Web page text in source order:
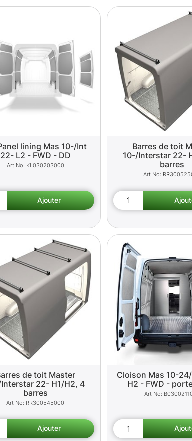
lining Mas 10-/Int
22- L2 - FWD - DD
KL030203000
Barres de toit
10-/Interstar 22-
barres
de toit Master
22- H1/H2, 4
barres
RR300545000
Cloison Mas 10-
H2 - FWD -